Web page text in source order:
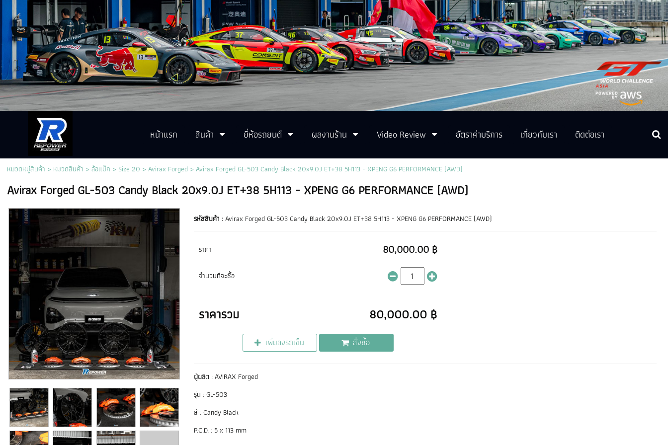
หน้าแรก สินค้า ยี่ห้อรถยนต์ ผลงานร้าน Video Review อัตราค่าบริการ เกี่ยวกับเรา ติดต่อเรา
หมวดหมู่สินค้า > หมวดสินค้า >ล้อแม็ก > Size 20 >Avirax Forged > Avirax Forged GL-503 Candy Black 20x9.0J ET+38 5H113 - XPENG G6 PERFORMANCE (AWD)
Avirax Forged GL-503 Candy Black 20x9.0J ET+38 5H113 - XPENG G6 PERFORMANCE (AWD)
รหัสสินค้า :Avirax Forged GL-503 Candy Black 20x9.0J ET+38 5H113 - XPENG G6 PERFORMANCE (AWD)
ราคา 80,000.00 ฿
จำนวนที่จะซื้อ
ราคารวม 80,000.00 ฿
เพิ่มลงรถเข็น สั่งซื้อ
ผู้ผลิต : AVIRAX Forged
รุ่น : GL-503
สี : Candy Black
P.C.D. : 5 x 113 mm